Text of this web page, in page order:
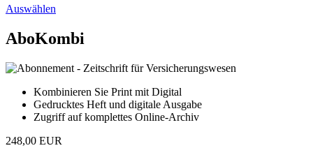
Auswählen
AboKombi
Kombinieren Sie Print mit Digital
Gedrucktes Heft und digitale Ausgabe
Zugriff auf komplettes Online-Archiv
248,00 EUR